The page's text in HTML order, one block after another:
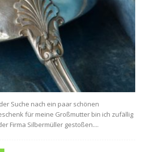
Suche nach ein paar schönen
für meine Großmutter bin ich zufällig
Firma Silbermüller gestoßen....